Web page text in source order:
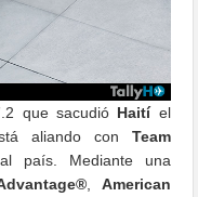
que sacudió Haitíel
aliando con Team
país. Mediante una
American